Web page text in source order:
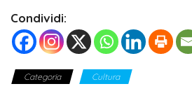
Condividi:
Categoria Cultura